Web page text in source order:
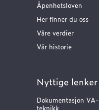
Åpenhetsloven
Her finner du oss
Våre verdier
Vår historie
Nyttige lenker
Dokumentasjon VA-
teknikk